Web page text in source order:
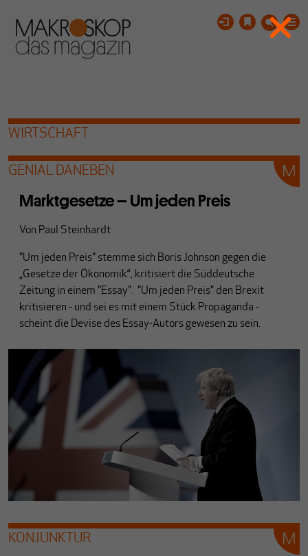
WIRTSCHAFT
GENIAL DANEBEN
Marktgesetze – Um jeden Preis
Von Paul Steinhardt
"Um jeden Preis" stemme sich Boris Johnson gegen die
„Gesetze der Ökonomik“, kritisiert die Süddeutsche
Zeitung in einem "Essay". "Um jeden Preis" den Brexit
kritisieren - und sei es mit einem Stück Propaganda -
scheint die Devise des Essay-Autors gewesen zu sein.
KONJUNKTUR